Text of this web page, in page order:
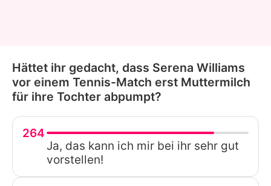
Hättet ihr gedacht, dass Serena Williams
vor einem Tennis-Match erst Muttermilch
für ihre Tochter abpumpt?
264
Ja, das kann ich mir bei ihr sehr gut
vorstellen!